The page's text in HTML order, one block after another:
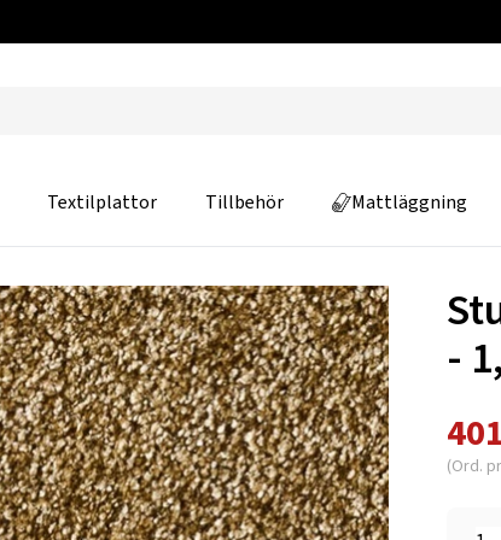
Textilplattor Tillbehör Mattläggning
-
(Ord.